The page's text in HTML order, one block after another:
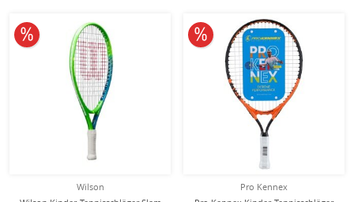
Wilson
10% reduziert
Pro Kennex
10% reduziert